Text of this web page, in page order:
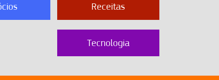
Receitas
Tecnologia